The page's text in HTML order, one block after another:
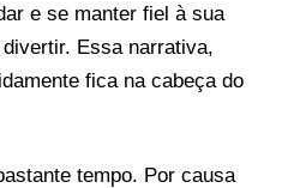
e se manter fiel à sua
Essa narrativa,
fica na cabeça do
tempo. Por causa